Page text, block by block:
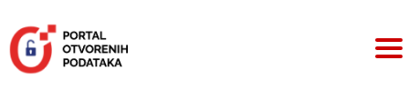
sadržaj